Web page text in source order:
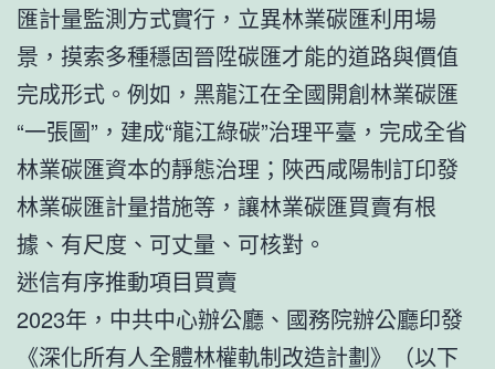
匯計量監測方式實行，立異林業碳匯利用場
景，摸索多種穩固晉陞碳匯才能的道路與價值
完成形式。例如，黑龍江在全國開創林業碳匯
“一張圖”，建成“龍江綠碳”治理平臺，完成全省
林業碳匯資本的靜態治理；陜西咸陽制訂印發
林業碳匯計量措施等，讓林業碳匯買賣有根
據、有尺度、可丈量、可核對。
迷信有序推動項目買賣
2023年，中共中心辦公廳、國務院辦公廳印發
《深化所有人全體林權軌制改造計劃》（以下